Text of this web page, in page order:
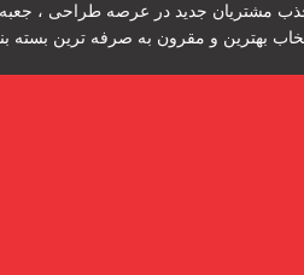
مشتریان جدید در عرصه طراحی ،
بهترین و مقرون به صرفه ترین